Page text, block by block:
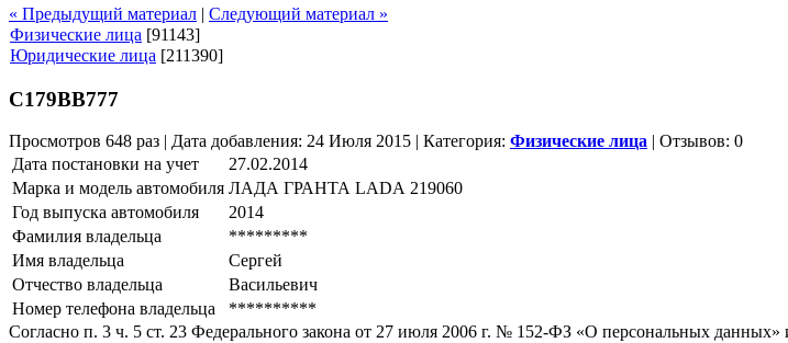
« Предыдущий материал | Следующий материал »
Физические лица [91143]
Юридические лица [211390]
С179ВВ777
Просмотров 648 раз | Дата добавления: 24 Июля 2015 | Категория: Физические лица | Отзывов: 0
Дата постановки на учет
27.02.2014
Марка и модель автомобиля ЛАДА ГРАНТА LАDА 219060
Год выпуска автомобиля
2014
Фамилия владельца
*********
Имя владельца
Сергей
Отчество владельца
Васильевич
Номер телефона владельца
**********
Согласно п. 3 ч. 5 ст. 23 Федерального закона от 27 июля 2006 г. № 152-ФЗ «О персональных